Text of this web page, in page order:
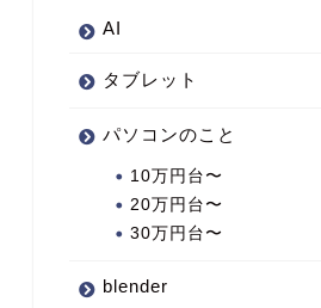
AI
タブレット
パソコンのこと
10万円台〜
20万円台〜
30万円台〜
blender